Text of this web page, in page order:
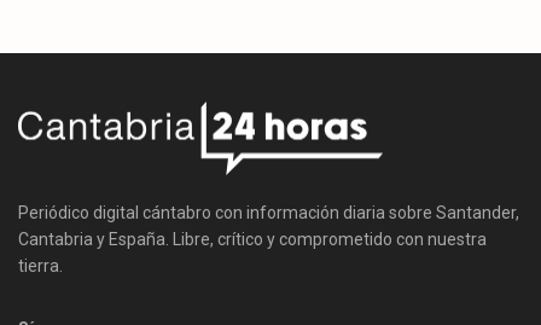
Periódico digital cántabro con información diaria sobre Santander,
Cantabria y España. Libre, crítico y comprometido con nuestra
tierra.